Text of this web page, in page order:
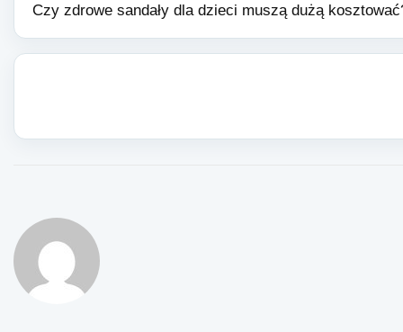
Czy zdrowe sandały dla dzieci muszą dużą